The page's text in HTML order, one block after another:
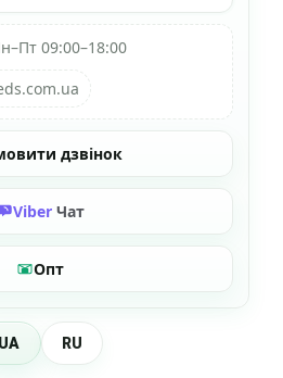
09:00–18:00
дзвінок
Viber Чат
Опт
UA RU